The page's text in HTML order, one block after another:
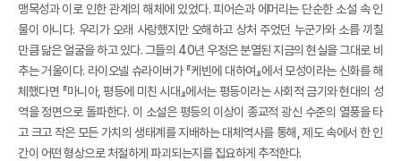
맹목성과 이로 인한 관계의 해체에 있었다. 피어슨과 에머리는 단순한 소설 속 인
물이 아니다. 우리가 오래 사랑했지만 오해하고 상처 주었던 누군가와 소름 끼칠
만큼 닮은 얼굴을 하고 있다. 그들의 40년 우정은 분열된 지금의 현실을 그대로 비
추는 거울이다. 라이오넬 슈라이버가 『케빈에 대하여』에서 모성이라는 신화를 해
체했다면 『마니아, 평등에 미친 시대』에서는 평등이라는 사회적 금기와 현대의 성
역을 정면으로 돌파한다. 이 소설은 평등의 이상이 종교적 광신 수준의 열풍을 타
고 크고 작은 모든 가치의 생태계를 지배하는 대체역사를 통해, 제도 속에서 한 인
간이 어떤 형상으로 처절하게 파괴되는지를 집요하게 추적한다.